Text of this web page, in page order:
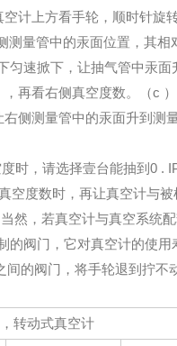
计上方看手轮，顺时针旋
量管中的汞面位置，其
速掀下，让抽气管中汞
再看右侧真空度数。（c
侧测量管中的汞面升到测
时，请选择壹台能抽到0 .
空度数时，再让真空计与
然，若真空计与真空系统
阀门，它对真空计的使用
的阀门，将手轮退到拧不
转动式真空计